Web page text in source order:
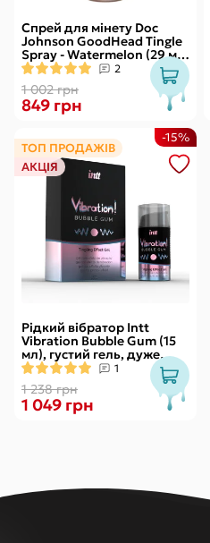
Спрей для мінету Doc
Johnson GoodHead Tingle
Spray - Watermelon (29 мл)
зі стимулювальним
ефектом
2
1 002 грн
849 грн
ТОП ПРОДАЖІВ
АКЦІЯ
Рідкий вібратор Intt
Vibration Bubble Gum (15
мл), густий гель, дуже
смачний, діє до 30 хвилин
1
1 238 грн
-15%
1 049 грн